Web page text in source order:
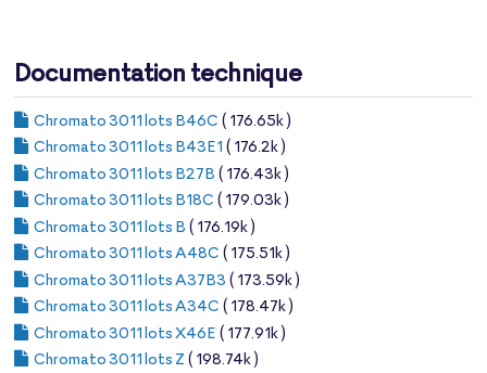
Documentation technique
Chromato 3011 lots B46C ( 176.65k )
Chromato 3011 lots B43E1 ( 176.2k )
Chromato 3011 lots B27B ( 176.43k )
Chromato 3011 lots B18C ( 179.03k )
Chromato 3011 lots B ( 176.19k )
Chromato 3011 lots A48C ( 175.51k )
Chromato 3011 lots A37B3 ( 173.59k )
Chromato 3011 lots A34C ( 178.47k )
Chromato 3011 lots X46E ( 177.91k )
Chromato 3011 lots Z ( 198.74k )